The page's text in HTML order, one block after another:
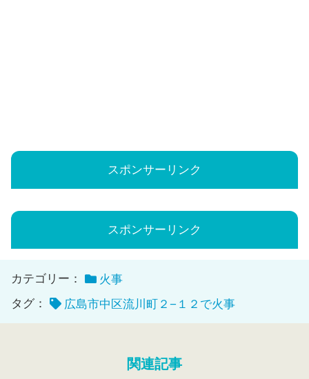
スポンサーリンク
スポンサーリンク
カテゴリー：
火事
タグ：
広島市中区流川町２−１２で火事
関連記事